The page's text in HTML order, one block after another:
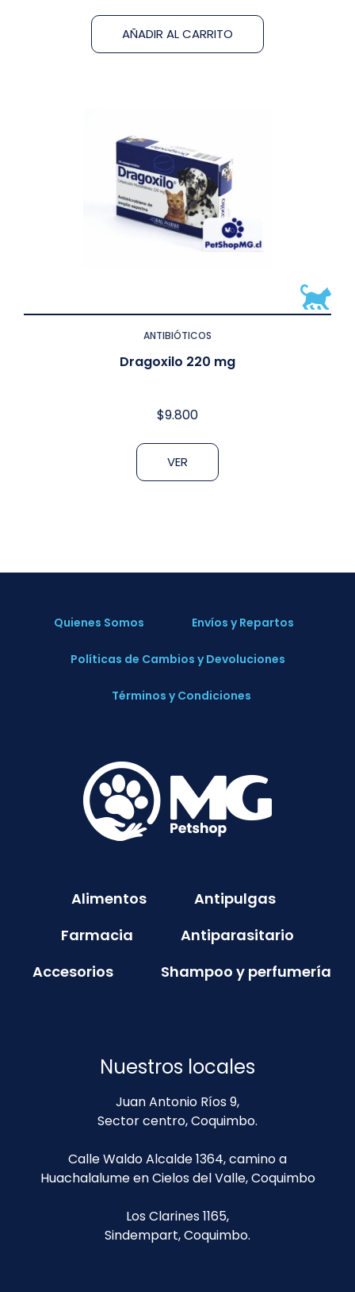
AÑADIR AL CARRITO
ANTIBIÓTICOS
Dragoxilo 220 mg
$9.800
VER
Quienes Somos Envíos y Repartos
Políticas de Cambios y Devoluciones
Términos y Condiciones
Alimentos
Antipulgas
Farmacia
Antiparasitario
Accesorios
Shampoo y perfumería
Nuestros locales
Juan Antonio Ríos 9,
Sector centro, Coquimbo.
Calle Waldo Alcalde 1364, camino a
Huachalalume en Cielos del Valle, Coquimbo
Los Clarines 1165,
Sindempart, Coquimbo.